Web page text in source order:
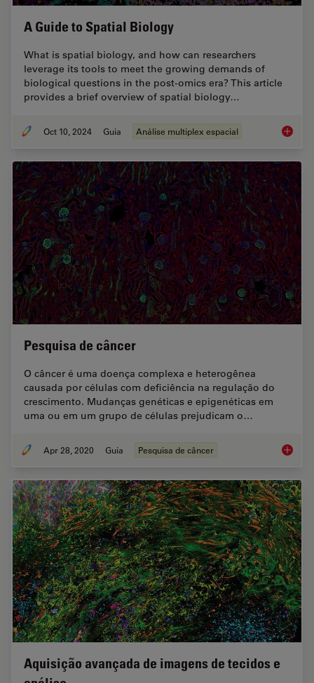
A Guide to Spatial Biology
What is spatial biology, and how can researchers
leverage its tools to meet the growing demands of
biological questions in the post-omics era? This article
provides a brief overview of spatial biology…
Oct 10, 2024 Guia Análise multiplex espacial A
Pesquisa de câncer
O câncer é uma doença complexa e heterogênea
causada por células com deficiência na regulação do
crescimento. Mudanças genéticas e epigenéticas em
uma ou em um grupo de células prejudicam o…
Apr 28, 2020 Guia Pesquisa de câncer
Aquisição avançada de imagens de tecidos e